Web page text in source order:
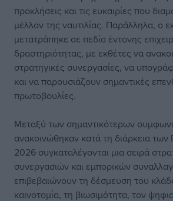
προκλήσεις και τις ευκαιρίες που
μέλλον της ναυτιλίας. Παράλληλα, ο
μετατράπηκε σε πεδίο έντονης
δραστηριότητας, με εκθέτες να
στρατηγικές συνεργασίες, να
και να παρουσιάζουν σημαντικές
πρωτοβουλίες.
Μεταξύ των σημαντικότερων
ανακοινώθηκαν κατά τη διάρκεια
2026 συγκαταλέγονται μια σειρά
συνεργασιών και εμπορικών
επιβεβαιώνουν τη δέσμευση του
καινοτομία, τη βιωσιμότητα, τον